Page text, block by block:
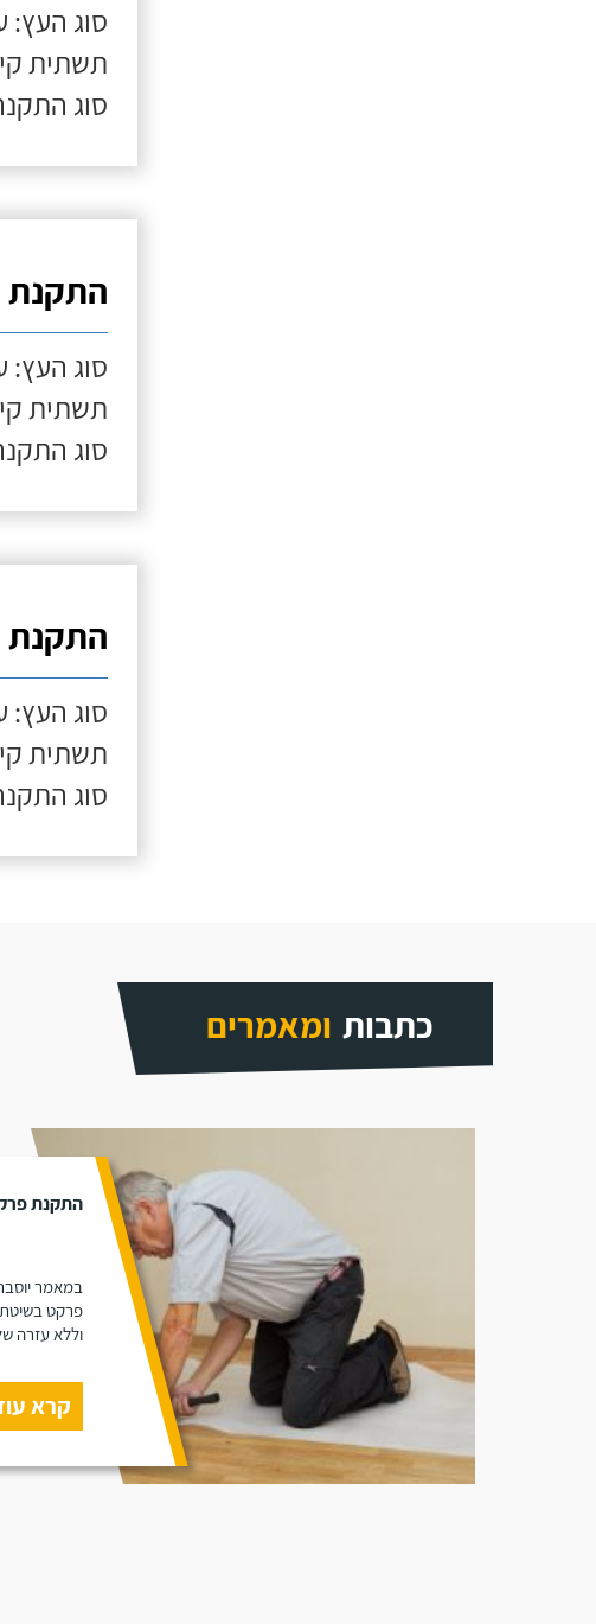
סוג העץ:
תשתית
סוג
התקנת
סוג העץ:
תשתית
סוג
התקנת
סוג העץ:
תשתית
סוג
כתבות ומאמרים
התקנת
במאמר
פרקט
וללא עזרה
קרא